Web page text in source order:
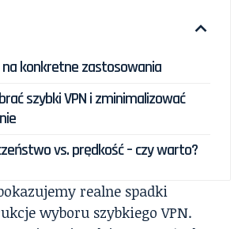
na konkretne zastosowania
szybki VPN i zminimalizować
vs. prędkość – czy warto?
realne spadki
wyboru szybkiego VPN.